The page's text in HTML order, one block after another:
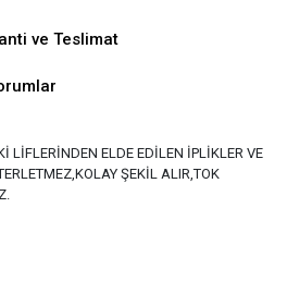
ve Teslimat
LİFLERİNDEN ELDE EDİLEN İPLİKLER VE
ŞEKİL ALIR,TOK